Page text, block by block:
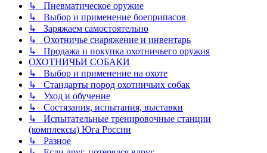
↳ Пневматическое оружие
↳ Выбор и применение боеприпасов
↳ Заряжаем самостоятельно
↳ Охотничье снаряжение и инвентарь
↳ Продажа и покупка охотничьего оружия
ОХОТНИЧЬИ СОБАКИ
↳ Выбор и применение на охоте
↳ Стандарты пород охотничьих собак
↳ Уход и обучение
↳ Состязания, испытания, выставки
↳ Испытательные тренировочные станции
(комплексы) Юга России
↳ Разное